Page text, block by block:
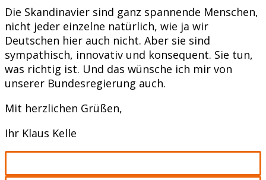
Die Skandinavier sind ganz spannende Menschen,
nicht jeder einzelne natürlich, wie ja wir
Deutschen hier auch nicht. Aber sie sind
sympathisch, innovativ und konsequent. Sie tun,
was richtig ist. Und das wünsche ich mir von
unserer Bundesregierung auch.
Mit herzlichen Grüßen,
Ihr Klaus Kelle